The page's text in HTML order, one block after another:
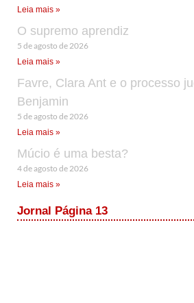
Leia mais »
O supremo aprendiz
5 de agosto de 2026
Leia mais »
Favre, Clara Ant e o processo
Benjamin
5 de agosto de 2026
Leia mais »
Múcio é uma besta?
4 de agosto de 2026
Leia mais »
Jornal Página 13